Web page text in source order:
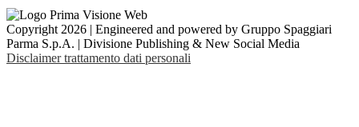
Copyright 2026 | Engineered and powered by Gruppo Spaggiari
Parma S.p.A. | Divisione Publishing & New Social Media
Disclaimer trattamento dati personali